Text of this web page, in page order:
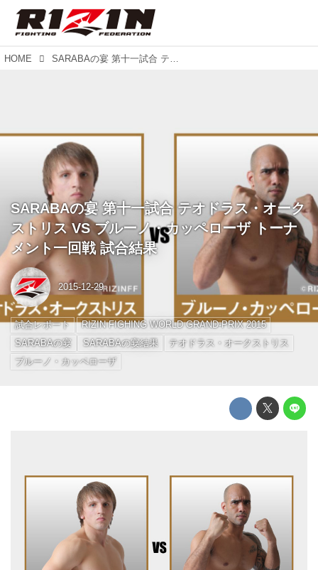
HOME SARABAの宴 第十一試合 テオドラス・オークストリス VS ブルーノ・カッペローザ トーナメント一回戦 試合結果
SARABAの宴 第十一試合 テオドラス・オーク
ストリス VS ブルーノ・カッペローザ トーナ
メント一回戦 試合結果
2015-12-29
試合レポート
RIZIN FIGHING WORLD GRAND-PRIX 2015
SARABAの宴
SARABAの宴結果
テオドラス・オークストリス
ブルーノ・カッペローザ